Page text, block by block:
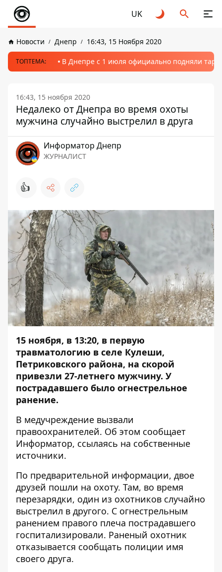
UK
Новости Днепр 16:43, 15 Ноября 2020
ТОПТЕМА: В Днепре с 1 июля официально подняли
16:43, 15 ноября 2020
Недалеко от Днепра во время охоты
мужчина случайно выстрелил в друга
Информатор Днепр
ЖУРНАЛИСТ
👍
15 ноября, в 13:20, в первую
травматологию в селе Кулеши,
Петриковского района, на скорой
привезли 27-летнего мужчину. У
пострадавшего было огнестрельное
ранение.
В медучреждение вызвали
правоохранителей. Об этом сообщает
Информатор, ссылаясь на собственные
источники.
По предварительной информации, двое
друзей пошли на охоту. Там, во время
перезарядки, один из охотников случайно
выстрелил в другого. С огнестрельным
ранением правого плеча пострадавшего
госпитализировали. Раненый охотник
отказывается сообщать полиции имя
своего друга.